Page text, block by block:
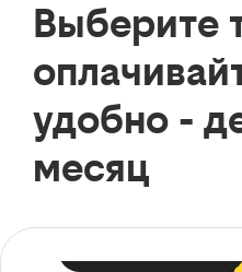
Выберите
удобно -
месяц